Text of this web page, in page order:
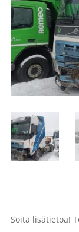
Soita lisätietoa!